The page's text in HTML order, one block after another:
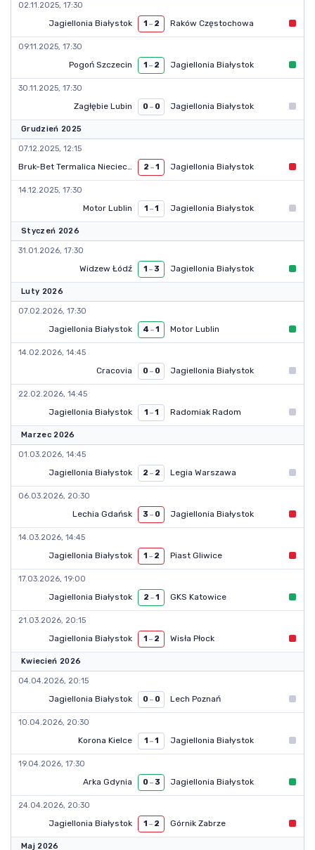
02.11.2025, 17:30
Jagiellonia Białystok 1 – 2 Raków Częstochowa
09.11.2025, 17:30
Pogoń Szczecin 1 – 2 Jagiellonia Białystok
30.11.2025, 17:30
Zagłębie Lubin 0 – 0 Jagiellonia Białystok
Grudzień 2025
07.12.2025, 12:15
Bruk-Bet Termalica Nieciecza 2 –1 Jagiellonia Białystok
14.12.2025, 17:30
Motor Lublin 1 –1 Jagiellonia Białystok
Styczeń 2026
31.01.2026, 17:30
Widzew Łódź 1 –3 Jagiellonia Białystok
Luty 2026
07.02.2026, 17:30
Jagiellonia Białystok 4 –1 Motor Lublin
14.02.2026, 14:45
Cracovia 0 – 0 Jagiellonia Białystok
22.02.2026, 14:45
Jagiellonia Białystok 1 –1 Radomiak Radom
Marzec 2026
01.03.2026, 14:45
Jagiellonia Białystok 2 – 2 Legia Warszawa
06.03.2026, 20:30
Lechia Gdańsk 3 – 0 Jagiellonia Białystok
14.03.2026, 14:45
Jagiellonia Białystok 1 – 2 Piast Gliwice
17.03.2026, 19:00
Jagiellonia Białystok 2 –1 GKS Katowice
21.03.2026, 20:15
Jagiellonia Białystok 1 – 2 Wisła Płock
Kwiecień 2026
04.04.2026, 20:15
Jagiellonia Białystok 0 – 0 Lech Poznań
10.04.2026, 20:30
Korona Kielce 1 –1 Jagiellonia Białystok
19.04.2026, 17:30
Arka Gdynia 0 –3 Jagiellonia Białystok
24.04.2026, 20:30
Jagiellonia Białystok 1 – 2 Górnik Zabrze
Maj 2026